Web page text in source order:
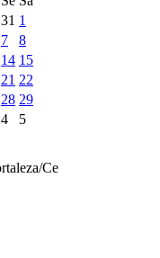
31 1
7
8
14 15
21 22
28 29
4 5
Ce